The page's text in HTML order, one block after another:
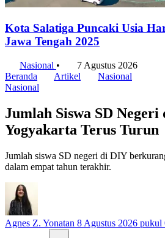
Kota Salatiga Puncaki Usia
Jawa Tengah 2025
Nasional •
7 Agustus 2026
Beranda
Artikel
Nasional
Nasional
Jumlah Siswa SD Negeri
Yogyakarta Terus Turun
Jumlah siswa SD negeri di DIY
dalam empat tahun terakhir.
Agnes Z. Yonatan 8 Agustus 2026